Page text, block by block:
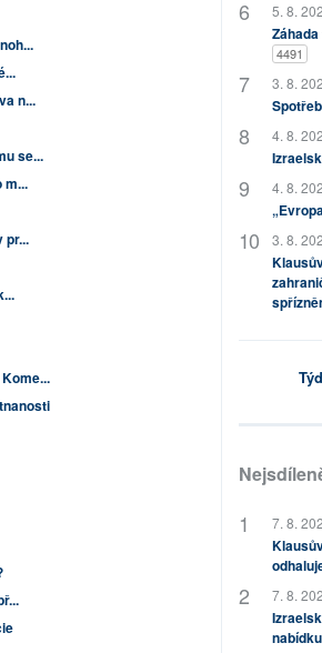
n...
se...
m...
pr...
5. 8.
4491
3. 8.
4. 8.
4. 8.
3. 8.
7. 8.
7. 8.